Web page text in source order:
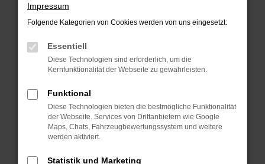
Beim Laden ist ein Fehler aufgetreten.
Hier sind ein paar Tipps, die dir helfen können:
Überprüfe deine Firewall und deine
Internetverbindung.
deine Suchmaschine?
Prüfe deine Browsererweiterungen.
Manche Erweiterungen, wie Werbeblocker,
können das Laden bestimmter Seiten
Impressum
Folgende Kategorien von Cookies werden von uns eingesetzt:
Essentiell
Diese Technologien sind erforderlich, um die
Kernfunktionalität der Webseite zu gewährleisten.
Funktional
Diese Technologien bieten die bestmögliche Funktionalität
der Webseite. Services von Drittanbietern wie Google
Maps, Chats, Fahrzeugbewertungssystem und weitere
werden aktiviert.
Statistik und Marketing